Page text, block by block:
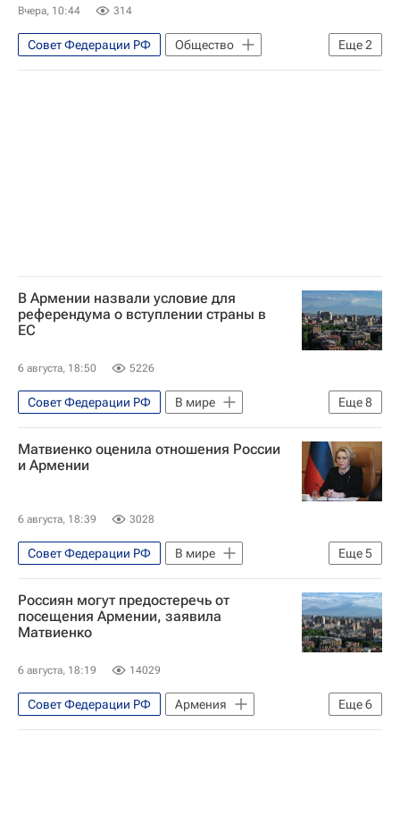
Вчера, 10:44 314
Еще2
Совет Федерации РФ
Общество
Россия
Мария Львова-Белова
В Армении назвали условие для
референдума о вступлении страны в
ЕС
6 августа, 18:50 5226
Еще8
Совет Федерации РФ
В мире
Армения
Россия
Ереван
Валентина Матвиенко
Ваагн Хачатурян
Евразийский экономический союз
Матвиенко оценила отношения России
и Армении
6 августа, 18:39 3028
Еще5
Совет Федерации РФ
В мире
Россия
Армения
Ереван
Валентина Матвиенко
Политика
Россиян могут предостеречь от
посещения Армении, заявила
Матвиенко
6 августа, 18:19 14029
Еще6
Совет Федерации РФ
Армения
Валентина Матвиенко
Россия